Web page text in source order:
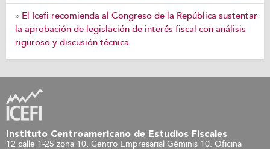
» El Icefi recomienda al Congreso de la República sustentar
la aprobación de legislación de interés fiscal con análisis
riguroso y discusión técnica
Instituto Centroamericano de Estudios Fiscales
12 calle 1-25 zona 10, Centro Empresarial Géminis 10. Oficina